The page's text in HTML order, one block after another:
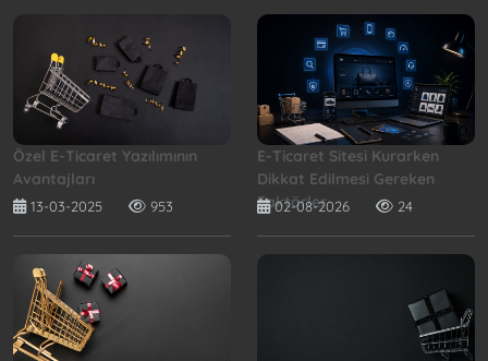
Özel E-Ticaret Yazılımının
Avantajları
13-03-2025 953
E-Ticaret Sitesi Kurarken
Dikkat Edilmesi Gereken
Faktörler
02-08-2026 24